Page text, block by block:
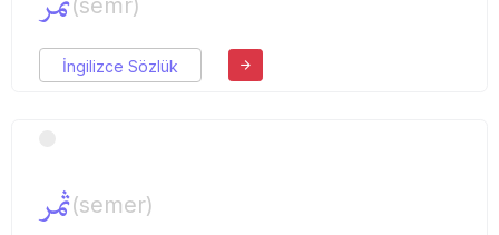
(semr)
İngilizce Sözlük
ثمر(semer)